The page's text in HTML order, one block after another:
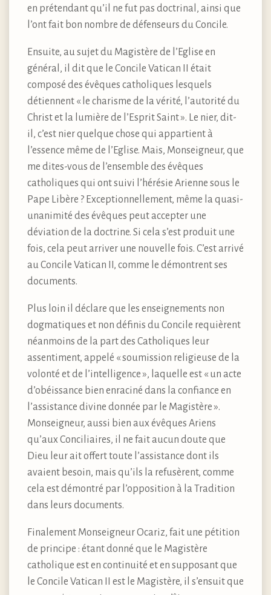
en prétendant qu’il ne fut pas doctrinal, ainsi que
l’ont fait bon nombre de défenseurs du Concile.
Ensuite, au sujet du Magistère de l’Eglise en
général, il dit que le Concile Vatican II était
composé des évêques catholiques lesquels
détiennent « le charisme de la vérité, l’autorité du
Christ et la lumière de l’Esprit Saint ». Le nier, dit-
il, c’est nier quelque chose qui appartient à
l’essence même de l’Eglise. Mais, Monseigneur, que
me dites-vous de l’ensemble des évêques
catholiques qui ont suivi l’hérésie Arienne sous le
Pape Libère ? Exceptionnellement, même la quasi-
unanimité des évêques peut accepter une
déviation de la doctrine. Si cela s’est produit une
fois, cela peut arriver une nouvelle fois. C’est arrivé
au Concile Vatican II, comme le démontrent ses
documents.
Plus loin il déclare que les enseignements non
dogmatiques et non définis du Concile requièrent
néanmoins de la part des Catholiques leur
assentiment, appelé « soumission religieuse de la
volonté et de l’intelligence », laquelle est « un acte
d’obéissance bien enraciné dans la confiance en
l’assistance divine donnée par le Magistère ».
Monseigneur, aussi bien aux évêques Ariens
qu’aux Conciliaires, il ne fait aucun doute que
Dieu leur ait offert toute l’assistance dont ils
avaient besoin, mais qu’ils la refusèrent, comme
cela est démontré par l’opposition à la Tradition
dans leurs documents.
Finalement Monseigneur Ocariz, fait une pétition
de principe : étant donné que le Magistère
catholique est en continuité et en supposant que
le Concile Vatican II est le Magistère, il s’ensuit que